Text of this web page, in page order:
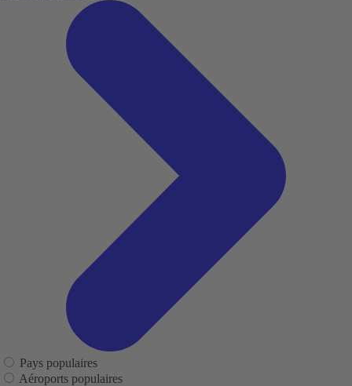
Pays populaires
Aéroports populaires